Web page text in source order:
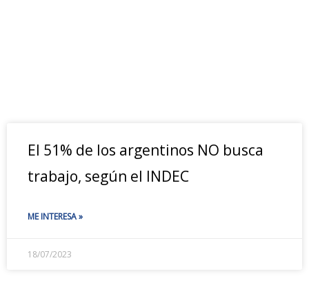
El 51% de los argentinos NO busca
trabajo, según el INDEC
ME INTERESA »
18/07/2023